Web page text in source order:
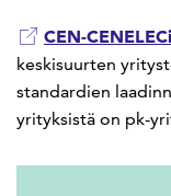
CEN-
keskisuurten
standardien
yrityksistä on pk-